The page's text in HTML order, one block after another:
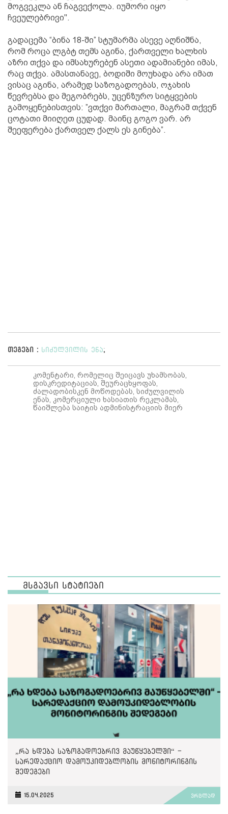
მოგვეკლა ან ჩაგვექოლა. იუმორი იყო
ჩვეულებრივი".
გადაცემა “ბინა 18-ში” სტუმარმა ასევე აღნიშნა,
რომ როცა ლგბტ თემს აგინა, ქართველი ხალხის
აზრი თქვა და იმსახურებენ ასეთი ადამიანები იმას,
რაც თქვა. ამასთანავე, ბოდიში მოუხადა არა იმათ
ვისაც აგინა, არამედ საზოგადოებას, ოჯახის
წევრებსა და მეგობრებს, უცენზურო სიტყვების
გამოყენებისთვის: ”ვთქვი მართალი, მაგრამ თქვენ
ცოტათი მიიღეთ ცუდად. მაინც გოგო ვარ. არ
შეეფერება ქართველ ქალს ეს გინება”.
თეგები : სიძულვილის ენა ;
კომენტარი, რომელიც შეიცავს უხამსობას,
დისკრედიტაციას, შეურაცხყოფას,
ძალადობისკენ მოწოდებას, სიძულვილის
ენას, კომერციული ხასიათის რეკლამას,
წაიშლება საიტის ადმინისტრაციის მიერ
მსგავსი სტატიები
„რა ხდება საზოგადოებრივ მაუწყებელში“ -
სარედაქციო დამოუკიდებლობის მონიტორინგის
შედეგები
15.04.2025 ვრცლად